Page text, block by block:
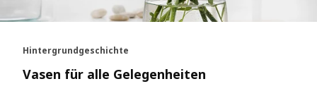
Hintergrundgeschichte
Vasen für alle Gelegenheiten